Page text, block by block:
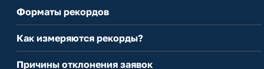
Форматы рекордов
Как измеряются рекорды?
Причины отклонения заявок